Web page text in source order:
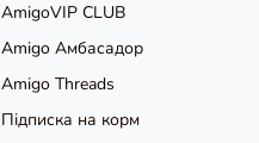
AmigoVIP CLUB
Amigo Амбасадор
Amigo Threads
Підписка на корм